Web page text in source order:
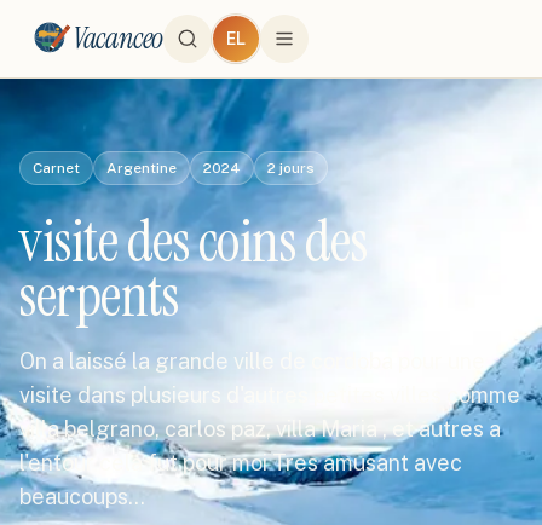
Vacanceo EL
Carnet Argentine 2024 2 jours
visite des coins des
serpents
On a laissé la grande ville de cordoba pour une
visite dans plusieurs d'autres petites villes comme
villa belgrano, carlos paz, villa Maria , et autres a
l'entour cela fut pour moi Tres amusant avec
beaucoups…